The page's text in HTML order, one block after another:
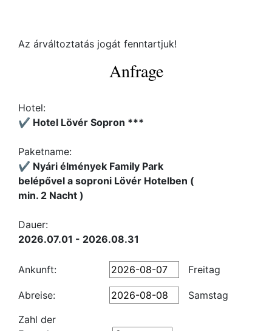
Az árváltoztatás jogát fenntartjuk!
Anfrage
Hotel:
✔️ Hotel Lövér Sopron ***
Paketname:
✔️ Nyári élmények Family Park
belépővel a soproni Lövér Hotelben (
min. 2 Nacht )
Dauer:
2026.07.01 - 2026.08.31
Ankunft: Freitag
Abreise:
Samstag
Zahl der